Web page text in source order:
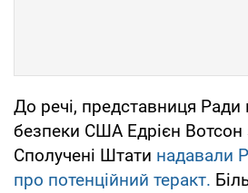
До речі, представниця Ради
безпеки США Едрієн
Сполучені Штати надавали
про потенційний теракт.